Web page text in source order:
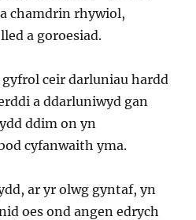
chamdrin rhywiol,
a goroesiad.
ceir darluniau hardd
a ddarluniwyd gan
ddim on yn
cyfanwaith yma.
ar yr olwg gyntaf, yn
oes ond angen edrych